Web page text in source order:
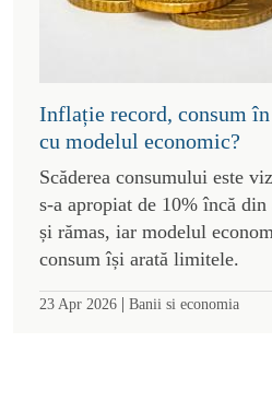
Inflație record, consum
cu modelul economic?
Scăderea consumului este
s-a apropiat de 10% încă
și rămas, iar modelul
consum își arată limitele.
23 Apr 2026 | Banii si economia